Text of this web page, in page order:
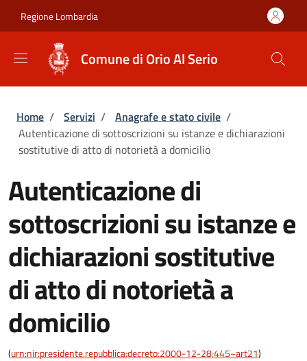
Regione Lombardia
Comune di Orio Al Serio
Briciole di pane
Home / Servizi / Anagrafe e stato civile /
Autenticazione di sottoscrizioni su istanze e dichiarazioni
sostitutive di atto di notorietà a domicilio
Autenticazione di
sottoscrizioni su istanze e
dichiarazioni sostitutive
di atto di notorietà a
domicilio
(urn:nir:presidente.repubblica:decreto:2000-12-28;445~art21)